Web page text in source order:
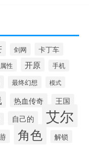
剑网 卡丁车
属性 开原 手机
最终幻想 模式
热血传奇 王国
自己的 艾尔
角色 解锁